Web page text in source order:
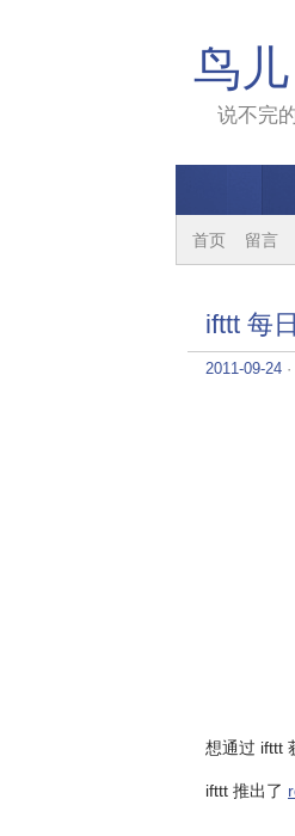
鸟儿
说不完
首页 留言
ifttt 每
2011-09-24 ·
想通过 ifttt
ifttt 推出了